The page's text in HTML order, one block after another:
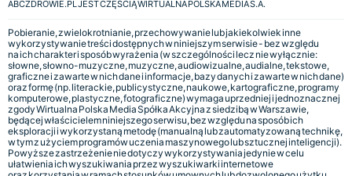
ABCZDROWIE.PL JEST CZĘŚCIĄ WIRTUALNA POLSKA MEDIA S.A.
Pobieranie, zwielokrotnianie, przechowywanie lub jakiekolwiek inne
wykorzystywanie treści dostępnych w niniejszym serwisie - bez względu
na ich charakter i sposób wyrażenia (w szczególności lecz nie wyłącznie:
słowne, słowno-muzyczne, muzyczne, audiowizualne, audialne, tekstowe,
graficzne i zawarte w nich dane i informacje, bazy danych i zawarte w nich dane)
oraz formę (np. literackie, publicystyczne, naukowe, kartograficzne, programy
komputerowe, plastyczne, fotograficzne) wymaga uprzedniej i jednoznacznej
zgody Wirtualna Polska Media Spółka Akcyjna z siedzibą w Warszawie,
będącej właścicielem niniejszego serwisu, bez względu na sposób ich
eksploracji i wykorzystaną metodę (manualną lub zautomatyzowaną technikę,
w tym z użyciem programów uczenia maszynowego lub sztucznej inteligencji).
Powyższe zastrzeżenie nie dotyczy wykorzystywania jedynie w celu
ułatwienia ich wyszukiwania przez wyszukiwarki internetowe